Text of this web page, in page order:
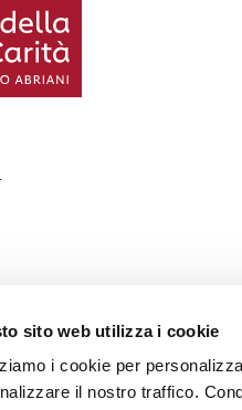
sito web utilizza i cookie
i cookie per
il nostro traffico.